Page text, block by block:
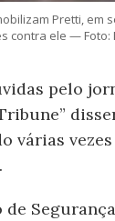
Pretti, em
contra ele — Foto:
pelo
várias